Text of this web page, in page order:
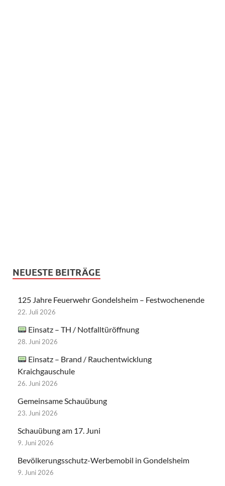
NEUESTE BEITRÄGE
125 Jahre Feuerwehr Gondelsheim – Festwochenende
22. Juli 2026
Einsatz – TH / Notfalltüröffnung
28. Juni 2026
Einsatz – Brand / Rauchentwicklung
Kraichgauschule
26. Juni 2026
Gemeinsame Schauübung
23. Juni 2026
Schauübung am 17. Juni
9. Juni 2026
Bevölkerungsschutz-Werbemobil in Gondelsheim
9. Juni 2026